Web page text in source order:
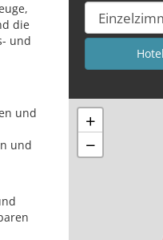
die
und
und
und
+
−